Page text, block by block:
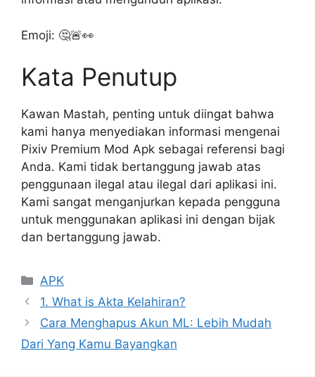
Emoji: 🤔🚨👀
Kata Penutup
Kawan Mastah, penting untuk diingat bahwa
kami hanya menyediakan informasi mengenai
Pixiv Premium Mod Apk sebagai referensi bagi
Anda. Kami tidak bertanggung jawab atas
penggunaan ilegal atau ilegal dari aplikasi ini.
Kami sangat menganjurkan kepada pengguna
untuk menggunakan aplikasi ini dengan bijak
dan bertanggung jawab.
Kategori
APK
1. What is Akta Kelahiran?
Cara Menghapus Akun ML: Lebih Mudah
Dari Yang Kamu Bayangkan